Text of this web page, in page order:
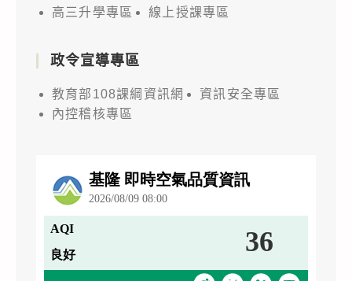
高三升學專區
線上授課專區
政令宣導專區
教育部108課綱資訊網
資訊安全專區
內控稽核專區